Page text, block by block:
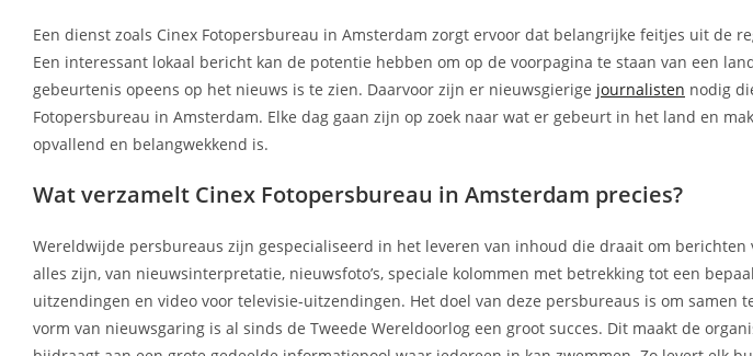
Een dienst zoals Cinex Fotopersbureau in Amsterdam zorgt ervoor dat belangrijke feitjes uit de
Een interessant lokaal bericht kan de potentie hebben om op de voorpagina te staan van een
gebeurtenis opeens op het nieuws is te zien. Daarvoor zijn er nieuwsgierige journalisten nodig
Fotopersbureau in Amsterdam. Elke dag gaan zijn op zoek naar wat er gebeurt in het land en
opvallend en belangwekkend is.
Wat verzamelt Cinex Fotopersbureau in Amsterdam precies?
Wereldwijde persbureaus zijn gespecialiseerd in het leveren van inhoud die draait om berichten
alles zijn, van nieuwsinterpretatie, nieuwsfoto’s, speciale kolommen met betrekking tot een
uitzendingen en video voor televisie-uitzendingen. Het doel van deze persbureaus is om samen
vorm van nieuwsgaring is al sinds de Tweede Wereldoorlog een groot succes. Dit maakt de